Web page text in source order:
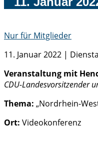
Nur für Mitglieder
11. Januar 2022 |
Veranstaltung mit
CDU-Landesvorsitzender
Thema: „Nordrhein-
Ort: Videokonferenz